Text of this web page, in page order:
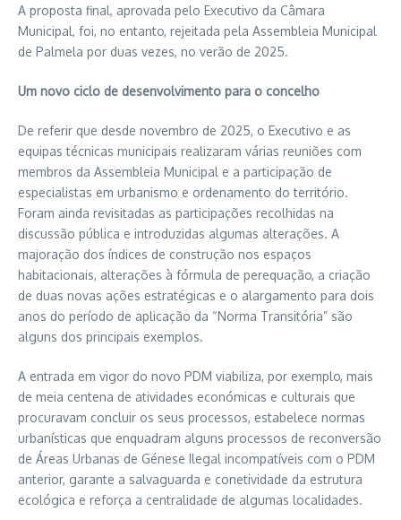
A proposta final, aprovada pelo Executivo da Câmara
Municipal, foi, no entanto, rejeitada pela Assembleia Municipal
de Palmela por duas vezes, no verão de 2025.
Um novo ciclo de desenvolvimento para o concelho
De referir que desde novembro de 2025, o Executivo e as
equipas técnicas municipais realizaram várias reuniões com
membros da Assembleia Municipal e a participação de
especialistas em urbanismo e ordenamento do território.
Foram ainda revisitadas as participações recolhidas na
discussão pública e introduzidas algumas alterações. A
majoração dos índices de construção nos espaços
habitacionais, alterações à fórmula de perequação, a criação
de duas novas ações estratégicas e o alargamento para dois
anos do período de aplicação da “Norma Transitória” são
alguns dos principais exemplos.
A entrada em vigor do novo PDM viabiliza, por exemplo, mais
de meia centena de atividades económicas e culturais que
procuravam concluir os seus processos, estabelece normas
urbanísticas que enquadram alguns processos de reconversão
de Áreas Urbanas de Génese Ilegal incompatíveis com o PDM
anterior, garante a salvaguarda e conetividade da estrutura
ecológica e reforça a centralidade de algumas localidades.